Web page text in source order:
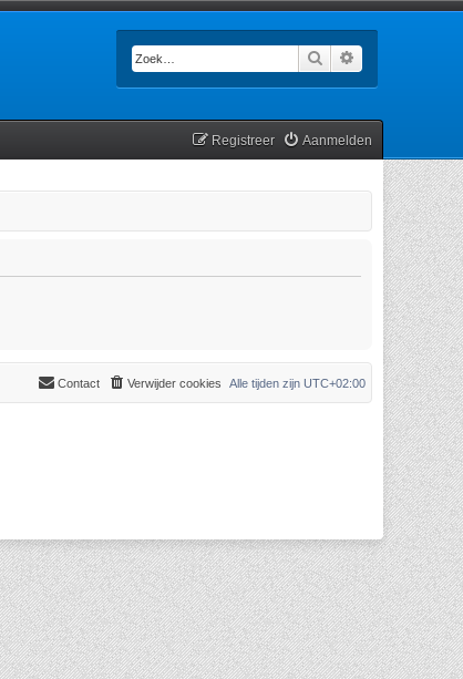
Zoek
Aanmelden
Registreer
Alle tijden zijn UTC+02:00
Verwijder cookies
Contact